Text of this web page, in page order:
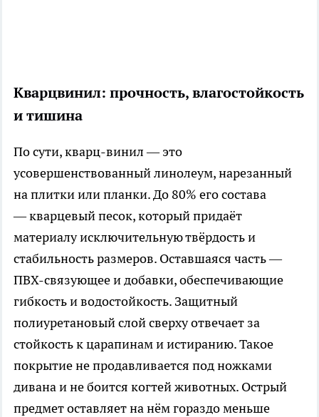
Кварцвинил: прочность, влагостойкость
и тишина
По сути, кварц-винил — это
усовершенствованный линолеум, нарезанный
на плитки или планки. До 80% его состава
— кварцевый песок, который придаёт
материалу исключительную твёрдость и
стабильность размеров. Оставшаяся часть —
ПВХ-связующее и добавки, обеспечивающие
гибкость и водостойкость. Защитный
полиуретановый слой сверху отвечает за
стойкость к царапинам и истиранию. Такое
покрытие не продавливается под ножками
дивана и не боится когтей животных. Острый
предмет оставляет на нём гораздо меньше